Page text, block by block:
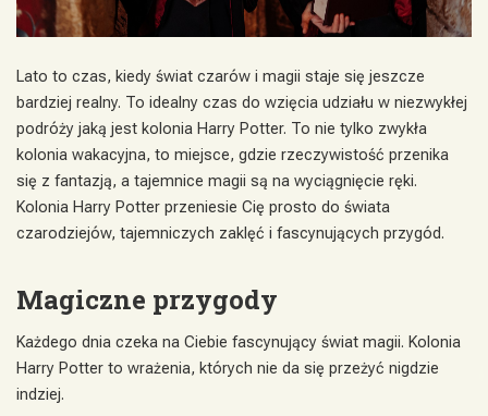
Lato to czas, kiedy świat czarów i magii staje się jeszcze
bardziej realny. To idealny czas do wzięcia udziału w niezwykłej
podróży jaką jest kolonia Harry Potter. To nie tylko zwykła
kolonia wakacyjna, to miejsce, gdzie rzeczywistość przenika
się z fantazją, a tajemnice magii są na wyciągnięcie ręki.
Kolonia Harry Potter przeniesie Cię prosto do świata
czarodziejów, tajemniczych zaklęć i fascynujących przygód.
Magiczne przygody
Każdego dnia czeka na Ciebie fascynujący świat magii. Kolonia
Harry Potter to wrażenia, których nie da się przeżyć nigdzie
indziej.